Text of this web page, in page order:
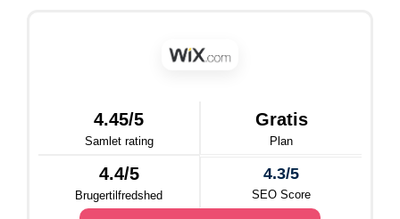
4.45/5
Samlet rating
Gratis
Plan
4.4/5
Brugertilfredshed
4.3/5
SEO Score